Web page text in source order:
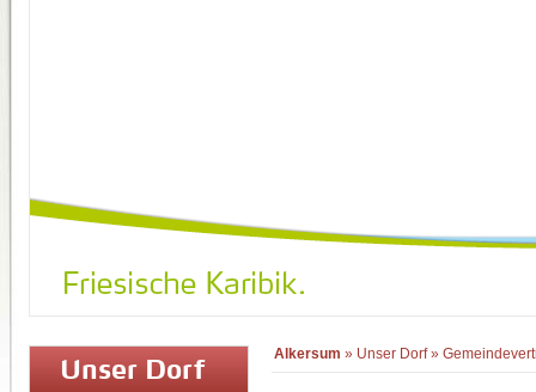
Alkersum » Unser Dorf»
Unser Dorf